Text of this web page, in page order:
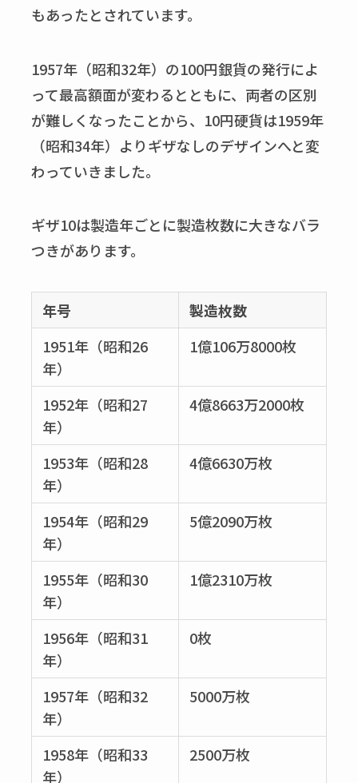
もあったとされています。
1957年（昭和32年）の100円銀貨の発行によ
って最高額面が変わるとともに、両者の区別
が難しくなったことから、10円硬貨は1959年
（昭和34年）よりギザなしのデザインへと変
わっていきました。
ギザ10は製造年ごとに製造枚数に大きなバラ
つきがあります。
年号
製造枚数
1951年（昭和26
年）
1億106万8000枚
1952年（昭和27
年）
4億8663万2000枚
1953年（昭和28
年）
4億6630万枚
1954年（昭和29
年）
5億2090万枚
1955年（昭和30
年）
1億2310万枚
1956年（昭和31
年）
0枚
1957年（昭和32
年）
5000万枚
1958年（昭和33
年）
2500万枚